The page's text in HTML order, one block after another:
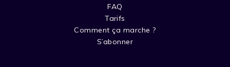
FAQ
Tarifs
Comment ça marche ?
S’abonner